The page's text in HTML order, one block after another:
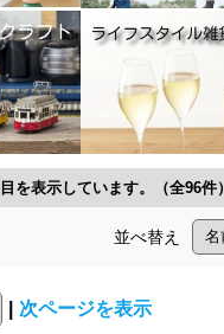
を表示しています。（全96件）
並べ替え
次ページを表示